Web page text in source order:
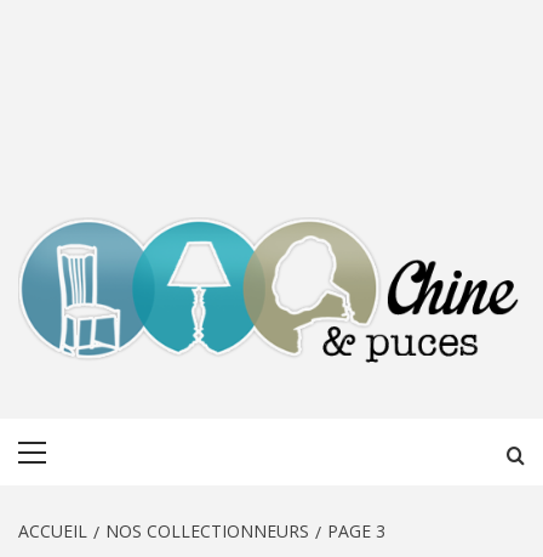
ACCUEIL NOS COLLECTIONNEURS PAGE 3